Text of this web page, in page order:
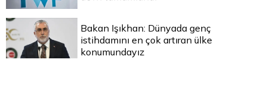
Bakan Işıkhan: Dünyada genç
istihdamını en çok artıran ülke
konumundayız